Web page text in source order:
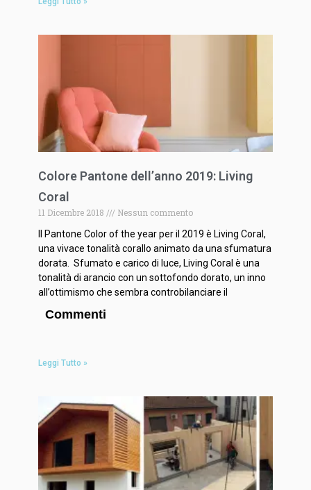
Colore Pantone dell’anno 2019: Living
Coral
11 Dicembre 2018
Nessun commento
Il Pantone Color of the year per il 2019 è Living Coral,
una vivace tonalità corallo animato da una sfumatura
dorata. Sfumato e carico di luce, Living Coral è una
tonalità di arancio con un sottofondo dorato, un inno
all’ottimismo che sembra controbilanciare il
Commenti
Leggi Tutto »